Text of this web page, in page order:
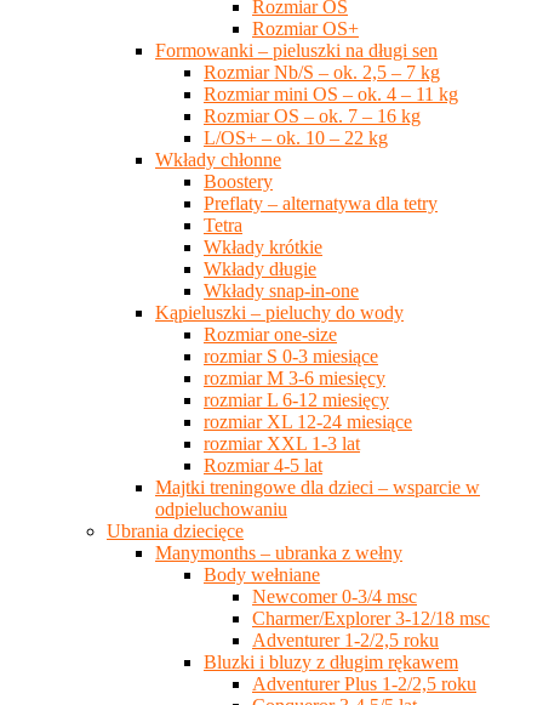
Rozmiar OS
Rozmiar OS+
Formowanki – pieluszki na długi sen
Rozmiar Nb/S – ok. 2,5 – 7 kg
Rozmiar mini OS – ok. 4 – 11 kg
Rozmiar OS – ok. 7 – 16 kg
L/OS+ – ok. 10 – 22 kg
Wkłady chłonne
Boostery
Preflaty – alternatywa dla tetry
Tetra
Wkłady krótkie
Wkłady długie
Wkłady snap-in-one
Kąpieluszki – pieluchy do wody
Rozmiar one-size
rozmiar S 0-3 miesiące
rozmiar M 3-6 miesięcy
rozmiar L 6-12 miesięcy
rozmiar XL 12-24 miesiące
rozmiar XXL 1-3 lat
Rozmiar 4-5 lat
Majtki treningowe dla dzieci – wsparcie w
odpieluchowaniu
Ubrania dziecięce
Manymonths – ubranka z wełny
Body wełniane
Newcomer 0-3/4 msc
Charmer/Explorer 3-12/18 msc
Adventurer 1-2/2,5 roku
Bluzki i bluzy z długim rękawem
Adventurer Plus 1-2/2,5 roku